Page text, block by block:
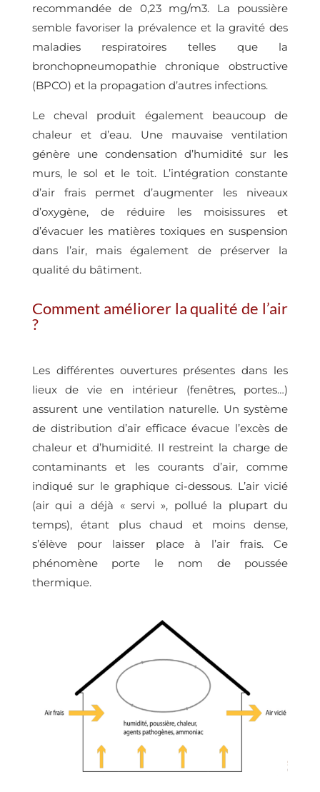
recommandée de 0,23 mg/m3. La poussière
semble favoriser la prévalence et la gravité des
maladies respiratoires telles que la
bronchopneumopathie chronique obstructive
(BPCO) et la propagation d’autres infections.
Le cheval produit également beaucoup de
chaleur et d’eau. Une mauvaise ventilation
génère une condensation d’humidité sur les
murs, le sol et le toit. L’intégration constante
d’air frais permet d’augmenter les niveaux
d’oxygène, de réduire les moisissures et
d’évacuer les matières toxiques en suspension
dans l’air, mais également de préserver la
qualité du bâtiment.
Comment améliorer la qualité de l’air
?
Les différentes ouvertures présentes dans les
lieux de vie en intérieur (fenêtres, portes…)
assurent une ventilation naturelle. Un système
de distribution d’air efficace évacue l’excès de
chaleur et d’humidité. Il restreint la charge de
contaminants et les courants d’air, comme
indiqué sur le graphique ci-dessous. L’air vicié
(air qui a déjà « servi », pollué la plupart du
temps), étant plus chaud et moins dense,
s’élève pour laisser place à l’air frais. Ce
phénomène porte le nom de poussée
thermique.